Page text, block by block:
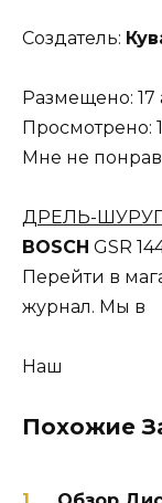
Создатель:
Размещено: 17
Просмотрено:
Мне не
ДРЕЛЬ-
BOSCH GSR
Перейти в
журнал. Мы в
Наш
Похожие